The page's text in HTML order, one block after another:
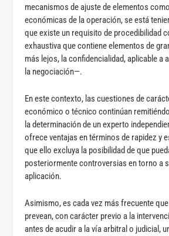
mecanismos de ajuste de elementos
económicas de la operación, se está
que existe un requisito de procedibilidad
exhaustiva que contiene elementos de
más lejos, la confidencialidad, aplicable a
la negociación—.
En este contexto, las cuestiones de
económico o técnico continúan
la determinación de un experto
ofrece ventajas en términos de rapidez y
que ello excluya la posibilidad de que
posteriormente controversias en torno a
aplicación.
Asimismo, es cada vez más frecuente
prevean, con carácter previo a la
antes de acudir a la vía arbitral o judicial,